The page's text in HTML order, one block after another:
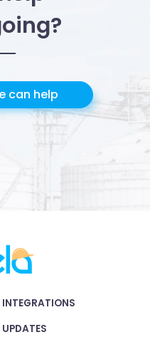
can help
INTEGRATIONS
UPDATES